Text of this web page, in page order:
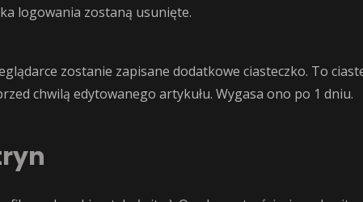
logowania zostaną usunięte.
zostanie zapisane dodatkowe ciasteczko. To
chwilą edytowanego artykułu. Wygasa ono po 1 dniu.